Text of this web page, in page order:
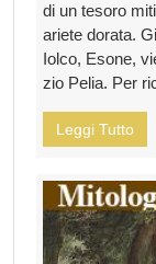
di un tesoro
ariete dorata.
Iolco, Esone,
zio Pelia. Per
Leggi Tutto